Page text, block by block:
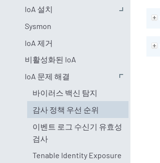
IoA 설치
Sysmon
IoA 제거
비활성화된 IoA
IoA 문제 해결
바이러스 백신 탐지
감사 정책 우선 순위
이벤트 로그 수신기 유효성
검사
Tenable Identity Exposure